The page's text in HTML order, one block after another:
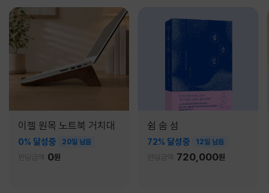
이젤 원목 노트북 거치대
0% 달성중 20일 남음
펀딩금액 0원
쉼 숨 섬
72% 달성중 12일 남음
펀딩금액 720,000원